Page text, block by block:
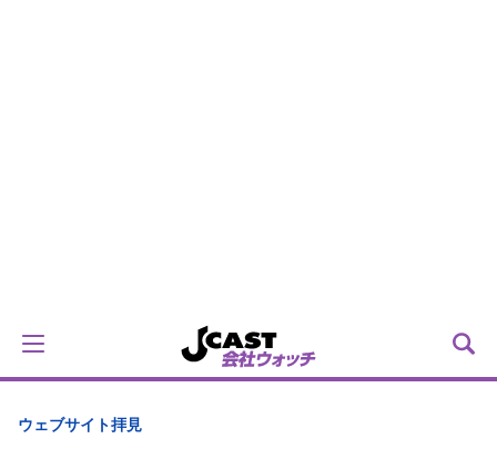
ウェブサイト拝見